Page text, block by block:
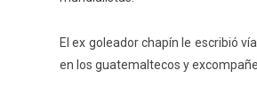
El ex goleador chapín le escribió
en los guatemaltecos y